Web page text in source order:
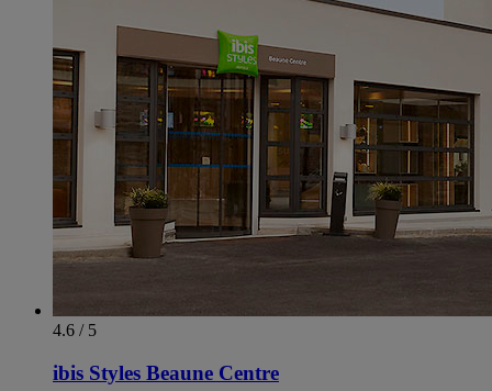
4.6 / 5
ibis Styles Beaune Centre